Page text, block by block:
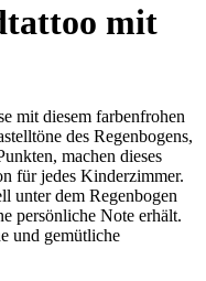
mit
mit diesem farbenfrohen
des Regenbogens,
machen dieses
für jedes Kinderzimmer.
unter dem Regenbogen
persönliche Note erhält.
und gemütliche